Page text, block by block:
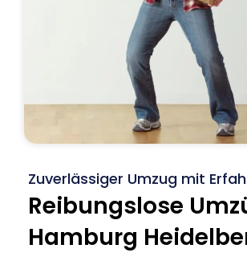
Zuverlässiger Umzug mit
Reibungslose
Hamburg